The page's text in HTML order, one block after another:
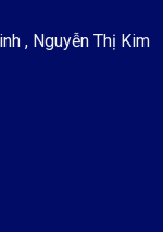
, Nguyễn Thị Kim